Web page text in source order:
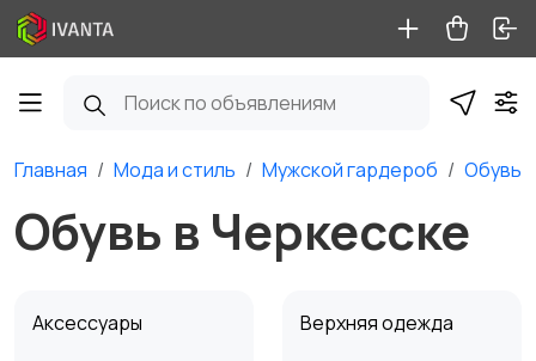
Главная Мода и стиль Мужской гардероб Обувь
Обувь в Черкесске
Аксессуары Верхняя одежда